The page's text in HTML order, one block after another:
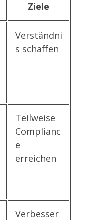
Ziele
Verständni
s schaffen
Teilweise
Complianc
e
erreichen
Verbesser